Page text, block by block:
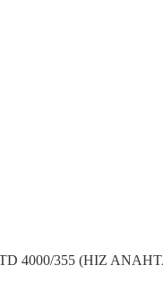
4000/355 (HIZ